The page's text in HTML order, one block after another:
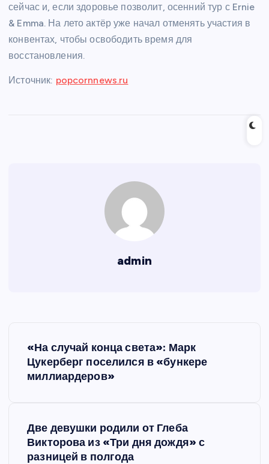
сейчас и, если здоровье позволит, осенний тур с Ernie
& Emma. На лето актёр уже начал отменять участия в
конвентах, чтобы освободить время для
восстановления.
Источник: popcornnews.ru
admin
«На случай конца света»: Марк
Цукерберг поселился в «бункере
миллиардеров»
Две девушки родили от Глеба
Викторова из «Три дня дождя» с
разницей в полгода